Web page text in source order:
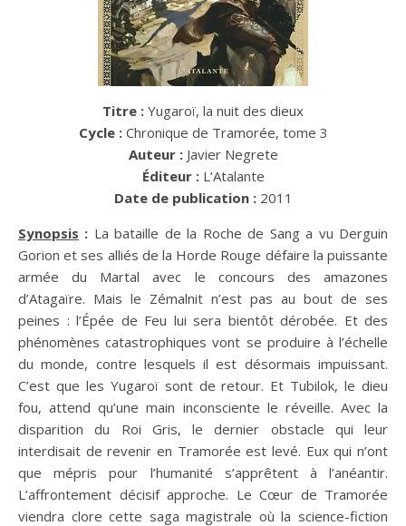
Titre : Yugaroï, la nuit des dieux
Cycle : Chronique de Tramorée, tome 3
Auteur : Javier Negrete
Éditeur : L’Atalante
Date de publication : 2011
Synopsis : La bataille de la Roche de Sang a vu Derguin
Gorion et ses alliés de la Horde Rouge défaire la puissante
armée du Martal avec le concours des amazones
d’Atagaïre. Mais le Zémalnit n’est pas au bout de ses
peines : l’Épée de Feu lui sera bientôt dérobée. Et des
phénomènes catastrophiques vont se produire à l’échelle
du monde, contre lesquels il est désormais impuissant.
C’est que les Yugaroï sont de retour. Et Tubilok, le dieu
fou, attend qu’une main inconsciente le réveille. Avec la
disparition du Roi Gris, le dernier obstacle qui leur
interdisait de revenir en Tramorée est levé. Eux qui n’ont
que mépris pour l’humanité s’apprêtent à l’anéantir.
L’affrontement décisif approche. Le Cœur de Tramorée
viendra clore cette saga magistrale où la science-fiction